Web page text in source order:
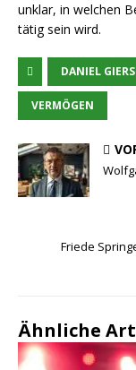
unklar, in welchen
tätig sein wird.
DANIEL
VERMÖGEN
Friede
Ähnliche